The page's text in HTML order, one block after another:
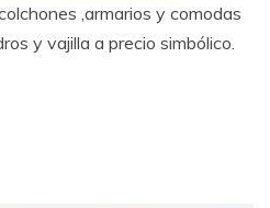
,armarios y comodas
y vajilla a precio simbólico.